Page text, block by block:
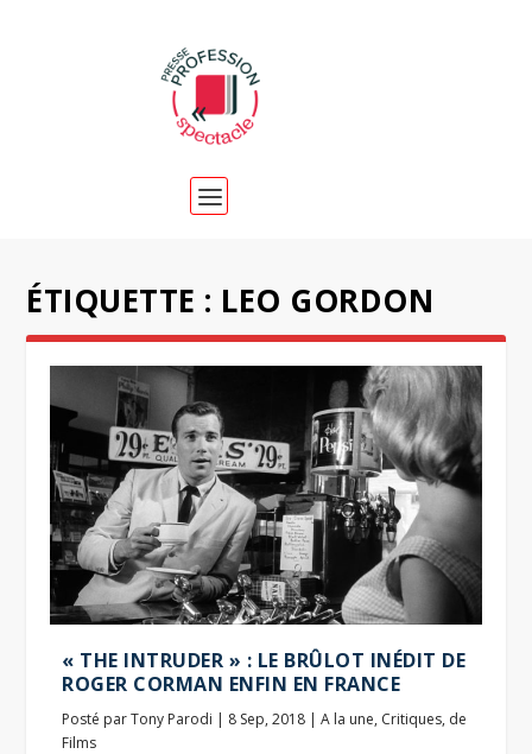
ÉTIQUETTE : LEO GORDON
« THE INTRUDER » : LE BRÛLOT INÉDIT DE
ROGER CORMAN ENFIN EN FRANCE
Posté parTony Parodi | 8 Sep, 2018 |A la une, Critiques, de
Films